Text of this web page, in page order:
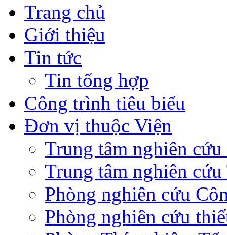
Trang chủ
Giới thiệu
Tin tức
Tin tổng hợp
Công trình tiêu biểu
Đơn vị thuộc Viện
Trung tâm nghiên
Trung tâm nghiên
Phòng nghiên cứu
Phòng nghiên cứu